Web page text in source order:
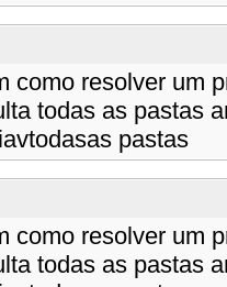
como resolver um
todas as pastas
pastas
como resolver um
todas as pastas